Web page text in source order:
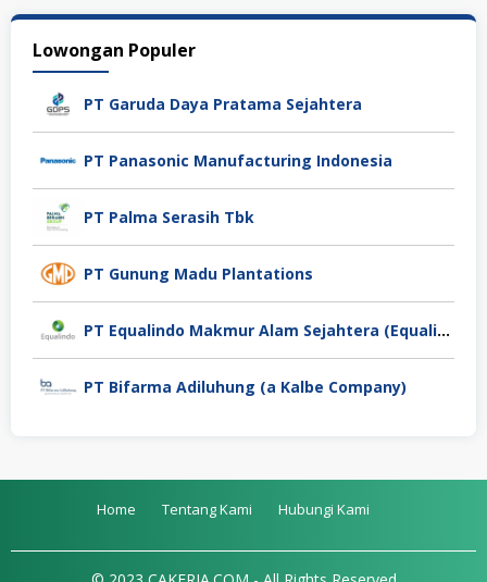
Lowongan Populer
PT Garuda Daya Pratama Sejahtera
PT Panasonic Manufacturing Indonesia
PT Palma Serasih Tbk
PT Gunung Madu Plantations
PT Equalindo Makmur Alam Sejahtera (Equalindo Group)
PT Bifarma Adiluhung (a Kalbe Company)
Home Tentang Kami Hubungi Kami